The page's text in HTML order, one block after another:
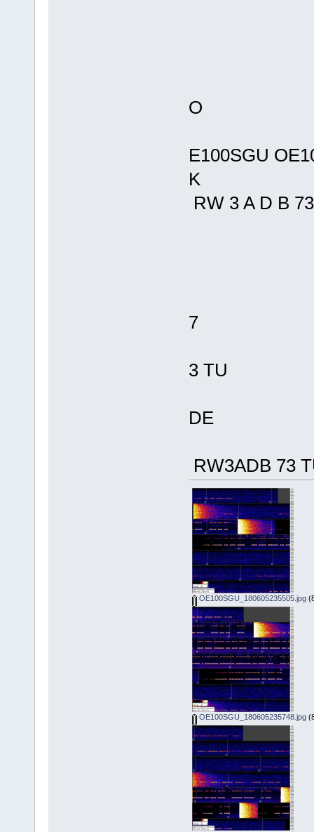
O
E100SGU
K
RW 3 A D B
7
3 TU
DE
RW3ADB 73
OE100SGU_180605235505.jpg
OE100SGU_180605235748.jpg